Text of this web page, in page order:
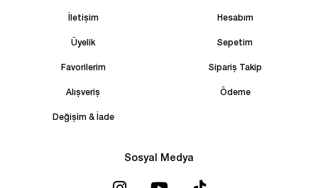
İletişim Hesabım
Üyelik Sepetim
Favorilerim Sipariş Takip
Alışveriş Ödeme
Değişim & İade
Sosyal Medya